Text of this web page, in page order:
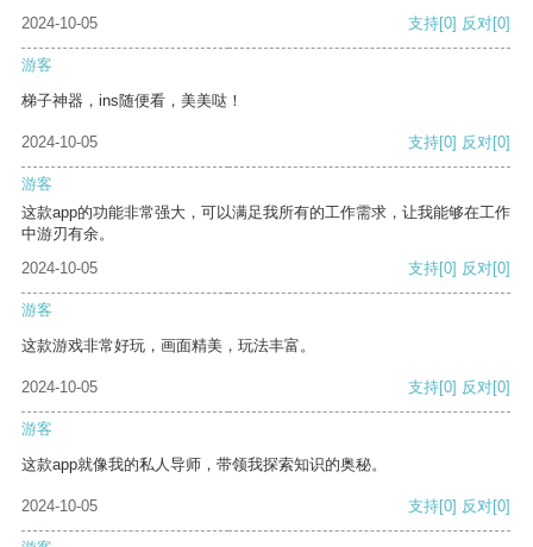
2024-10-05
支持[0] 反对[0]
游客
梯子神器，ins随便看，美美哒！
2024-10-05 支持[0] 反对[0]
游客
这款app的功能非常强大，可以满足我所有的工作需求，让我能够在工作
中游刃有余。
2024-10-05
支持[0] 反对[0]
游客
这款游戏非常好玩，画面精美，玩法丰富。
2024-10-05 支持[0] 反对[0]
游客
这款app就像我的私人导师，带领我探索知识的奥秘。
2024-10-05 支持[0] 反对[0]